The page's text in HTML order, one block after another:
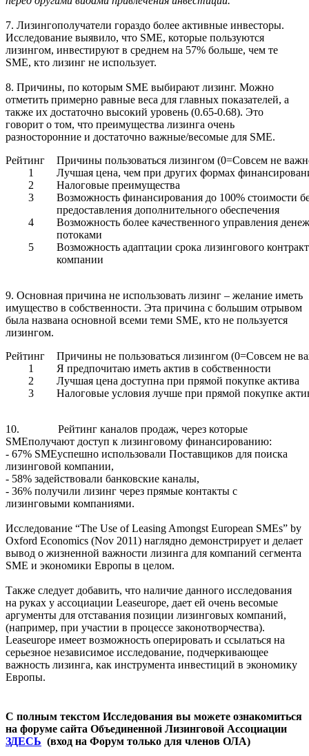
7. Лизингополучатели гораздо более активные инвесторы.
Исследование выявило, что SME, которые пользуются
лизингом, инвестируют в среднем на 57% больше, чем те
SME, кто лизинг не использует.
8. Причины, по которым SME выбирают лизинг. Можно
отметить примерно равные веса для главных показателей, а
также их достаточно высокий уровень (0.65-0.68). Это
говорит о том, что преимущества лизинга очень
разносторонние и достаточно важные/весомые для SME.
Рейтинг
Причины пользоваться лизингом (0=Совсем не
1
Лучшая цена, чем при других формах
2
Налоговые преимущества
3
Возможность финансирования до 100% стоимости
предоставления дополнительного обеспечения
4
Возможность более качественного управления
потоками
5
Возможность адаптации срока лизингового
компании
9. Основная причина не использовать лизинг – желание иметь
имущество в собственности. Эта причина с большим отрывом
была названа основной всеми теми SME, кто не пользуется
лизингом.
Рейтинг
Причины не пользоваться лизингом (0=Совсем не
1
Я предпочитаю иметь актив в собственности
2
Лучшая цена доступна при прямой покупке актива
3
Налоговые условия лучше при прямой покупке
10.
Рейтинг каналов продаж, через которые
SMEполучают доступ к лизинговому финансированию:
- 67% SMEуспешно использовали Поставщиков для поиска
лизинговой компании,
- 58% задействовали банковские каналы,
- 36% получили лизинг через прямые контакты с
лизинговыми компаниями.
Исследование “The Use of Leasing Amongst European SMEs” by
Oxford Economics (Nov 2011) наглядно демонстрирует и делает
вывод о жизненной важности лизинга для компаний сегмента
SME и экономики Европы в целом.
Также следует добавить, что наличие данного исследования
на руках у ассоциации Leaseurope, дает ей очень весомые
аргументы для отставания позиции лизинговых компаний,
(например, при участии в процессе законотворчества).
Leaseurope имеет возможность оперировать и ссылаться на
серьезное независимое исследование, подчеркивающее
важность лизинга, как инструмента инвестиций в экономику
Европы.
С полным текстом Исследования вы можете ознакомиться
на форуме сайта Объединенной Лизинговой Ассоциации
ЗДЕСЬ (вход на Форум только для членов ОЛА)